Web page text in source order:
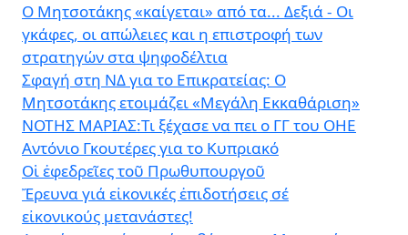
Ο Μητσοτάκης «καίγεται» από τα... Δεξιά - Οι
γκάφες, οι απώλειες και η επιστροφή των
στρατηγών στα ψηφοδέλτια
Σφαγή στη ΝΔ για το Επικρατείας: Ο
Μητσοτάκης ετοιμάζει «Μεγάλη Εκκαθάριση»
ΝΟΤΗΣ ΜΑΡΙΑΣ:Τι ξέχασε να πει ο ΓΓ του ΟΗΕ
Αντόνιο Γκουτέρες για το Κυπριακό
Οἱ ἐφεδρεῖες τοῦ Πρωθυπουργοῦ
Ἔρευνα γιά εἰκονικές ἐπιδοτήσεις σέ
εἰκονικούς μετανάστες!